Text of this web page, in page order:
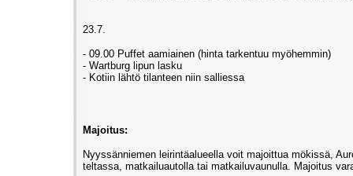
23.7.
- 09.00 Puffet aamiainen (hinta tarkentuu myöhemmin)
- Wartburg lipun lasku
- Kotiin lähtö tilanteen niin salliessa
Majoitus:
Nyyssänniemen leirintäalueella voit majoittua mökissä,
teltassa, matkailuautolla tai matkailuvaunulla. Majoitus